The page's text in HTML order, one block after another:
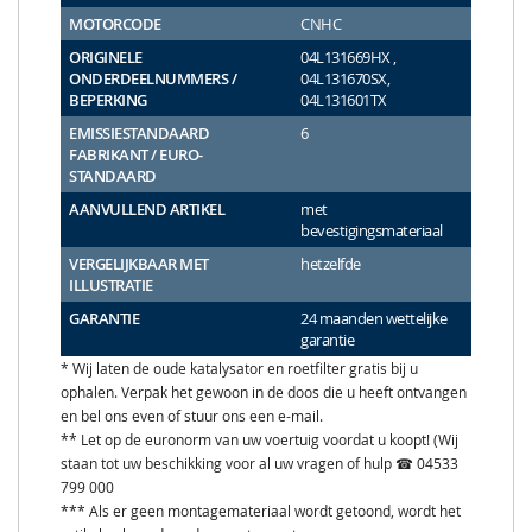
MOTORCODE
CNHC
ORIGINELE
ONDERDEELNUMMERS /
BEPERKING
04L131669HX ,
04L131670SX,
04L131601TX
EMISSIESTANDAARD
FABRIKANT / EURO-
STANDAARD
6
AANVULLEND ARTIKEL
met
bevestigingsmateriaal
VERGELIJKBAAR MET
ILLUSTRATIE
hetzelfde
GARANTIE
24 maanden wettelijke
garantie
* Wij laten de oude katalysator en roetfilter gratis bij u
ophalen. Verpak het gewoon in de doos die u heeft ontvangen
en bel ons even of stuur ons een e-mail.
** Let op de euronorm van uw voertuig voordat u koopt! (Wij
staan tot uw beschikking voor al uw vragen of hulp ☎ 04533
799 000
*** Als er geen montagemateriaal wordt getoond, wordt het